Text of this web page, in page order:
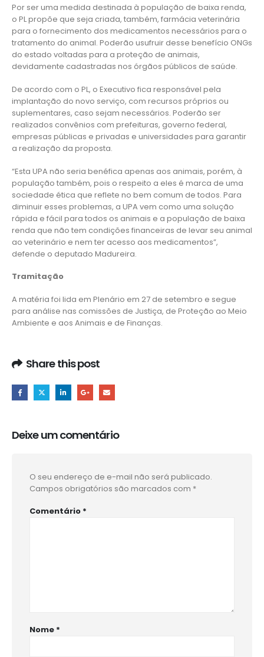
Por ser uma medida destinada à população de baixa renda,
o PL propõe que seja criada, também, farmácia veterinária
para o fornecimento dos medicamentos necessários para o
tratamento do animal. Poderão usufruir desse benefício ONGs
do estado voltadas para a proteção de animais,
devidamente cadastradas nos órgãos públicos de saúde.
De acordo com o PL, o Executivo fica responsável pela
implantação do novo serviço, com recursos próprios ou
suplementares, caso sejam necessários. Poderão ser
realizados convênios com prefeituras, governo federal,
empresas públicas e privadas e universidades para garantir
a realização da proposta.
“Esta UPA não seria benéfica apenas aos animais, porém, à
população também, pois o respeito a eles é marca de uma
sociedade ética que reflete no bem comum de todos. Para
diminuir esses problemas, a UPA vem como uma solução
rápida e fácil para todos os animais e a população de baixa
renda que não tem condições financeiras de levar seu animal
ao veterinário e nem ter acesso aos medicamentos”,
defende o deputado Madureira.
Tramitação
A matéria foi lida em Plenário em 27 de setembro e segue
para análise nas comissões de Justiça, de Proteção ao Meio
Ambiente e aos Animais e de Finanças.
Share this post
Deixe um comentário
O seu endereço de e-mail não será publicado.
Campos obrigatórios são marcados com *
Comentário *
Nome *